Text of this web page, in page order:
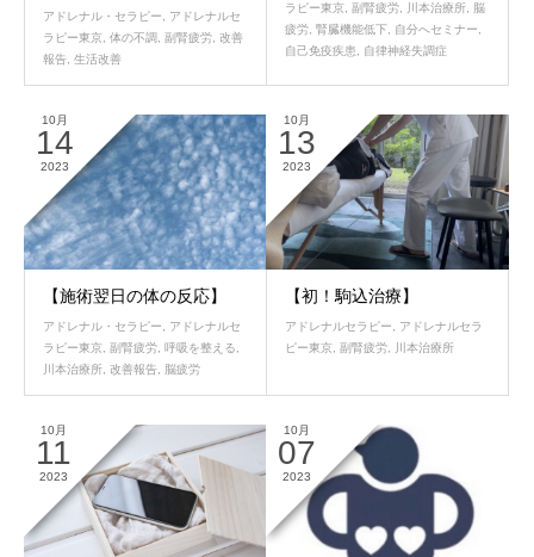
アドレナル・セラピー, アドレナルセ
ラピー東京, 体の不調 , 副腎疲労, 改善
報告, 生活改善
ラピー東京, 副腎疲労, 川本治療所, 脳
疲労, 腎臓機能低下 , 自分へセミナー,
自己免疫疾患, 自律神経失調症
10月
14
2023
【施術翌日の体の反応】
アドレナル・セラピー
アドレナルセ
ラピー東京 副腎疲労 呼吸を整える
川本治療所 改善報告 脳疲労
10月
13
2023
【初！駒込治療】
アドレナルセラピー
アドレナルセラ
ピー東京 副腎疲労 川本治療所
10月
11
2023
10月
07
2023